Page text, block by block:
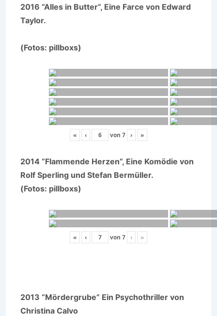
2016 “Alles in Butter”, Eine Farce von Edward
Taylor.
(Fotos: pillboxs)
« ‹ von 7 › »
2014 “Flammende Herzen”, Eine Komödie von
Rolf Sperling und Stefan Bermüller.
(Fotos: pillboxs)
« ‹ von 7 › »
2013 “Mördergrube” Ein Psychothriller von
Christina Calvo